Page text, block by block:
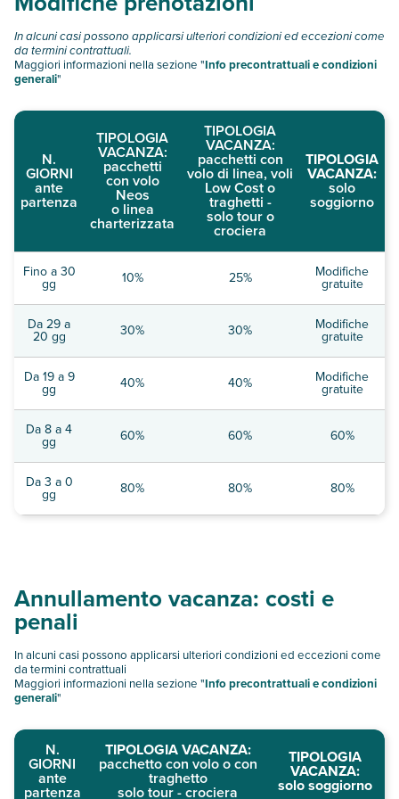
In alcuni casi possono applicarsi ulteriori condizioni ed eccezioni come
da termini contrattuali.
Maggiori informazioni nella sezione "Info precontrattuali e condizioni
generali"
N.
GIORNI
ante
partenza
TIPOLOGIA
VACANZA:
pacchetti
con volo
Neos
o linea
charterizzata
TIPOLOGIA
VACANZA:
pacchetti con
volo di linea, voli
Low Cost o
traghetti -
solo tour o
crociera
TIPOLOGIA
VACANZA:
solo
soggiorno
Fino a 30
gg 10% 25% Modifiche
gratuite
Da 29 a
20 gg 30% 30% Modifiche
gratuite
Da 19 a 9
gg 40% 40% Modifiche
gratuite
Da 8 a 4
gg 60% 60% 60%
Da 3 a 0
gg 80% 80% 80%
Annullamento vacanza: costi e
penali
In alcuni casi possono applicarsi ulteriori condizioni ed eccezioni come
da termini contrattuali
Maggiori informazioni nella sezione "Info precontrattuali e condizioni
generali"
N.
GIORNI
ante
partenza
TIPOLOGIA VACANZA:
pacchetto con volo o con
traghetto
solo tour - crociera
TIPOLOGIA
VACANZA:
solo soggiorno